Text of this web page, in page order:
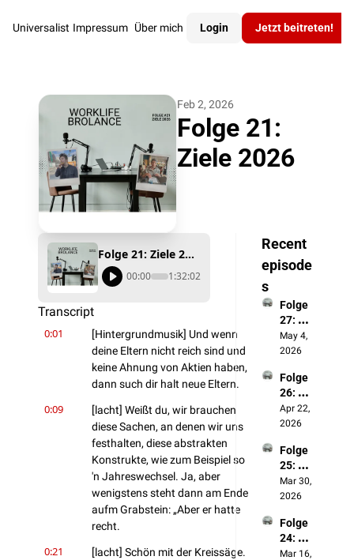
Universalist Impressum Über mich Login Jetzt beitreten!
Feb 2, 2026
Folge 21:
Ziele 2026
Folge 21: Ziele 2026
00:00 1:32:02
Transcript
0:01
[Hintergrundmusik] Und wenn
deine Eltern nicht reich sind und
keine Ahnung von Aktien haben,
dann such dir halt neue Eltern.
0:09
[lacht] Weißt du, wir brauchen
diese Sachen, an denen wir uns
festhalten, diese abstrakten
Konstrukte, wie zum Beispiel so
'n Jahreswechsel. Ja, aber
wenigstens steht dann am Ende
aufm Grabstein: „Aber er hatte
recht.
0:21
[lacht] Schön mit der Kreissäge.
Recent
episode
s
Folge
27:
Politik
verdro
it
May 4,
2026
Folge
26:
Was
wir
m 20-
jährige
n Ich
raten
Apr 22,
2026
Folge
25: 🪄
Harry
Potter
l (mit
Niklas)
Mar 30,
2026
Folge
24:
Social
Mar 16,